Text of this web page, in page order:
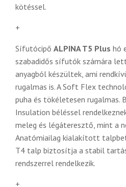
kötéssel.
+
Sífutócipő ALPINA T5 Plus hó
szabadidős sífutók számára
anyagból készültek, ami
rugalmas is. A Soft Flex
puha és tökéletesen
Insulation béléssel
meleg és légáteresztő, mint a
Anatómiailag kialakított
T4 talp biztosítja a stabil
rendszerrel rendelkezik.
+